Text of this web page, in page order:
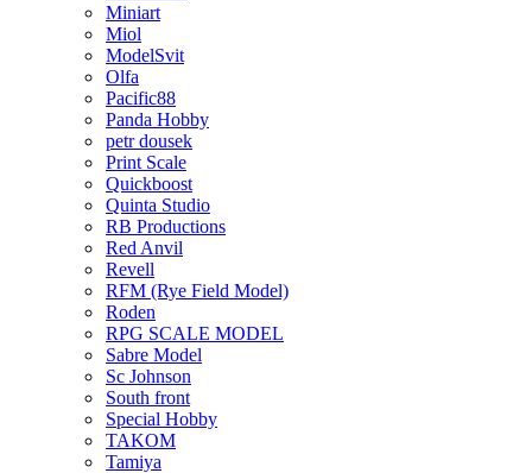
Miniart
Miol
ModelSvit
Olfa
Pacific88
Panda Hobby
petr dousek
Print Scale
Quickboost
Quinta Studio
RB Productions
Red Anvil
Revell
RFM (Rye Field Model)
Roden
RPG SCALE MODEL
Sabre Model
Sc Johnson
South front
Special Hobby
TAKOM
Tamiya